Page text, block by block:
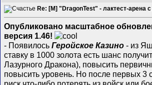
Re: [M] "DragonTest" - лактест-арена
Опубликовано масштабное
версия 1.46!
- Появилось Геройское Казино - из
ставку в 1000 золота есть шанс
Лазурного Дракона), повысить
повысить уровень. Но после первых 3